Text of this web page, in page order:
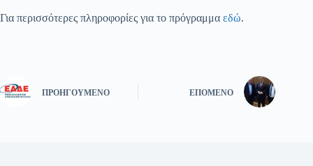
Για περισσότερες πληροφορίες για το πρόγραμμα εδώ.
ΠΡΟΗΓΟΎΜΕΝΟ ΕΠΌΜΕΝΟ